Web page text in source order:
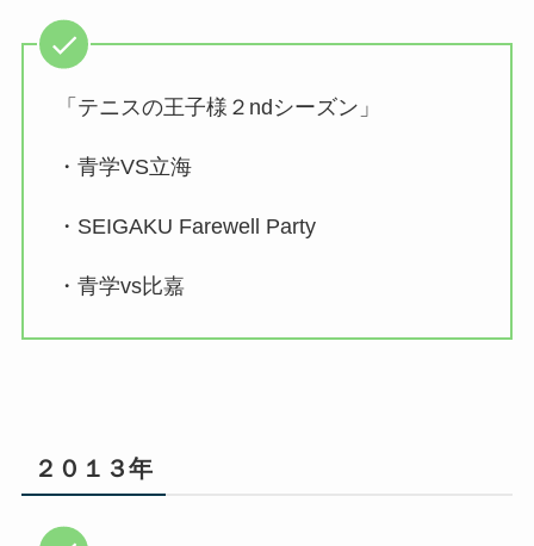
「テニスの王子様２ndシーズン」
・青学VS立海
・SEIGAKU Farewell Party
・青学vs比嘉
２０１３年